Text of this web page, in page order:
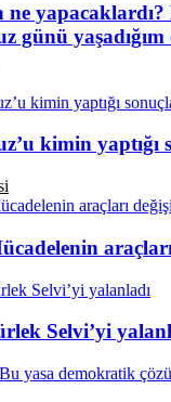
ne yapacaklardı?
günü
kimin yaptığı
Selvi’yi